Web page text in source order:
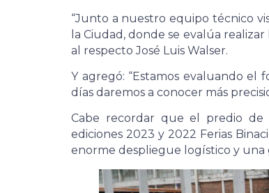
“Junto a nuestro equipo técnico
la Ciudad, donde se evalúa
al respecto José Luis Walser.
Y agregó: “Estamos evaluando el
días daremos a conocer más
Cabe recordar que el predio de
ediciones 2023 y 2022 Ferias
enorme despliegue logístico y una